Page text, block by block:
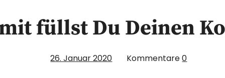
füllst Du Deinen
26. Januar 2020 Kommentare0